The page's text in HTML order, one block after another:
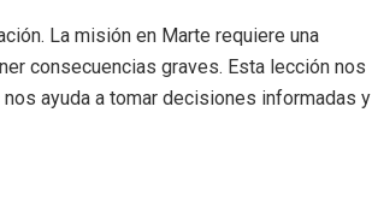
La misión en Marte requiere una
consecuencias graves. Esta lección nos
ayuda a tomar decisiones informadas y